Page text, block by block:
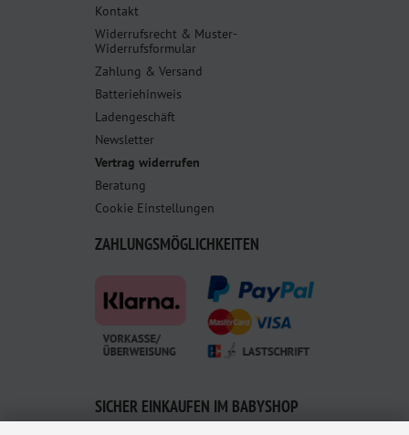
Kontakt
Widerrufsrecht & Muster-
Widerrufsformular
Zahlung & Versand
Batteriehinweis
Ladengeschäft
Newsletter
Vertrag widerrufen
Beratung
Cookie Einstellungen
ZAHLUNGSMÖGLICHKEITEN
SICHER EINKAUFEN IM BABYSHOP